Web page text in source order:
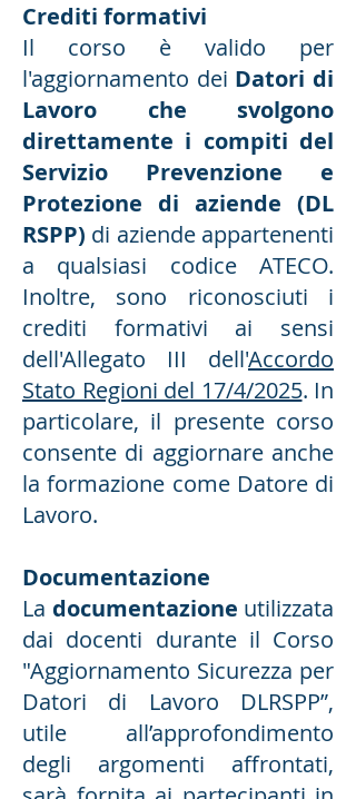
Crediti formativi
Il corso è valido per
l'aggiornamento dei Datori di
Lavoro che svolgono
direttamente i compiti del
Servizio Prevenzione e
Protezione di aziende (DL
RSPP) di aziende appartenenti
a qualsiasi codice ATECO.
Inoltre, sono riconosciuti i
crediti formativi ai sensi
dell'Allegato III dell'Accordo
Stato Regioni del 17/4/2025. In
particolare, il presente corso
consente di aggiornare anche
la formazione come Datore di
Lavoro.
Documentazione
La documentazione utilizzata
dai docenti durante il Corso
"Aggiornamento Sicurezza per
Datori di Lavoro DLRSPP”,
utile all’approfondimento
degli argomenti affrontati,